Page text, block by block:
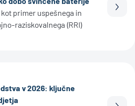
kot primer uspešnega in
raziskovalnega (RRI)
v 2026: ključne